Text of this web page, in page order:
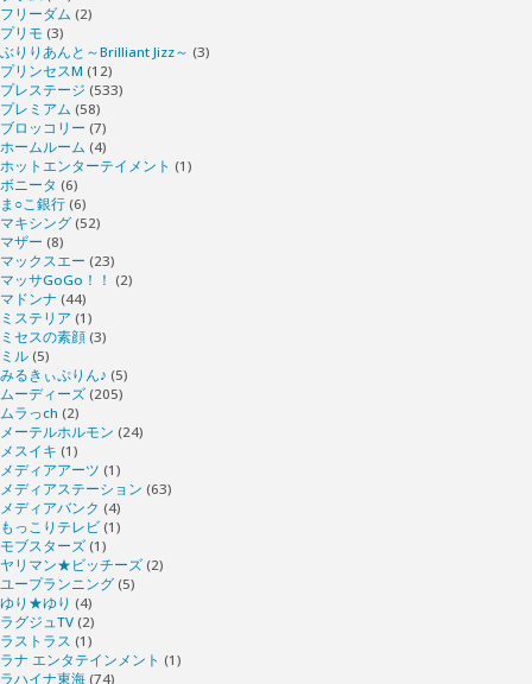
フリーダム (2)
プリモ (3)
ぶりりあんと～Brilliant Jizz～ (3)
プリンセスM (12)
プレステージ (533)
プレミアム (58)
ブロッコリー (7)
ホームルーム (4)
ホットエンターテイメント (1)
ボニータ (6)
ま○こ銀行 (6)
マキシング (52)
マザー (8)
マックスエー (23)
マッサGoGo！！ (2)
マドンナ (44)
ミステリア (1)
ミセスの素顔 (3)
ミル (5)
みるきぃぷりん♪ (5)
ムーディーズ (205)
ムラっch (2)
メーテルホルモン (24)
メスイキ (1)
メディアアーツ (1)
メディアステーション (63)
メディアバンク (4)
もっこりテレビ (1)
モブスターズ (1)
ヤリマン★ビッチーズ (2)
ユープランニング (5)
ゆり★ゆり (4)
ラグジュTV (2)
ラストラス (1)
ラナ エンタテインメント (1)
ラハイナ東海 (74)